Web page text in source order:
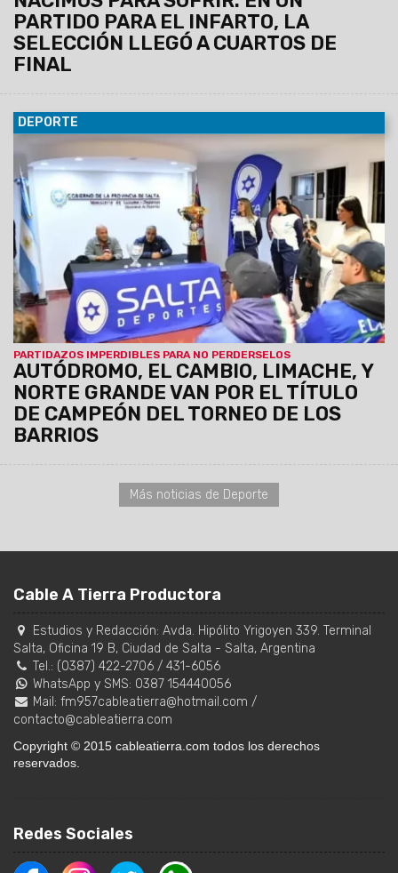
PARTIDO PARA EL INFARTO, LA
SELECCIÓN LLEGÓ A CUARTOS DE
FINAL
DEPORTE
PARTIDAZOS IMPERDIBLES PARA NO PERDERSELOS
AUTÓDROMO, EL CAMBIO, LIMACHE, Y
NORTE GRANDE VAN POR EL TÍTULO
DE CAMPEÓN DEL TORNEO DE LOS
BARRIOS
Se definieron los cruces de semifinales del
campeonato masculino, a jugarse el próximo 22 de abril. Los
ganadores se enfrentarán en la gran final el día 29, con el
estadio Padre Martearena como escenario para todos los
encuentros definitorios.
Más noticias de Deporte
Cable A Tierra Productora
Estudios y Redacción: Avda. Hipólito Yrigoyen 339. Terminal
Salta, Oficina 19 B, Ciudad de Salta - Salta, Argentina
Tel.: (0387) 422-2706 / 431-6056
WhatsApp y SMS: 0387 154440056
Mail: fm957cableatierra@hotmail.com /
contacto@cableatierra.com
Copyright © 2015 cableatierra.com todos los derechos
reservados.
Redes Sociales